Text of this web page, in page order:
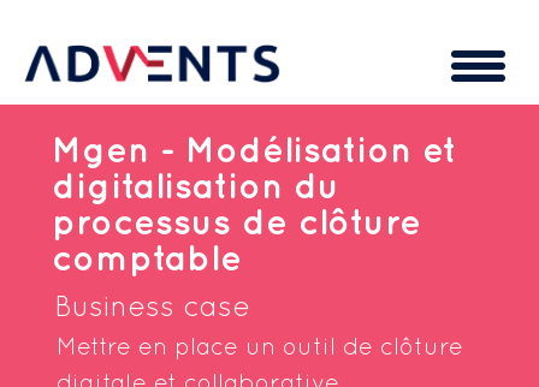
Mgen - Modélisation et
digitalisation du
processus de clôture
comptable
Business case
Mettre en place un outil de clôture